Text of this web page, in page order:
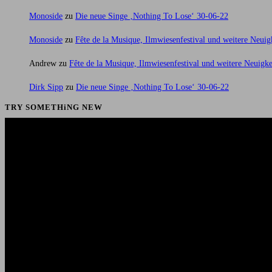
Monoside zu Die neue Singe ‚Nothing To Lose‘ 30-06-22
Monoside zu Fête de la Musique, Ilmwiesenfestival und weitere
Andrew zu Fête de la Musique, Ilmwiesenfestival und weitere
Dirk Sipp zu Die neue Singe ‚Nothing To Lose‘ 30-06-22
TRY SOMETHiNG NEW